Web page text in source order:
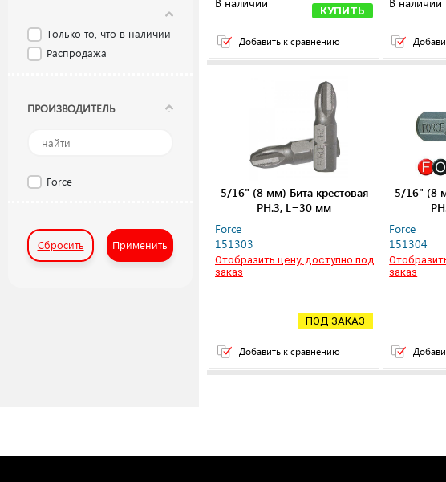
Только то, что в наличии
Распродажа
ПРОИЗВОДИТЕЛЬ
Force
Сбросить Применить
КУПИТЬ
Добавить к сравнению
5/16" (8 мм) Бита крестовая
РН.3, L=30 мм
Force
151303
Отобразить цену, доступно под
заказ
ПОД ЗАКАЗ
Добавить к сравнению
5/16" (8
Force
151304
заказ